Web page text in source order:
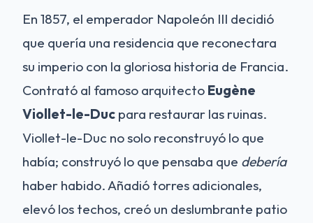
En 1857, el emperador Napoleón III decidió
que quería una residencia que reconectara
su imperio con la gloriosa historia de Francia.
Contrató al famoso arquitecto Eugène
Viollet-le-Duc para restaurar las ruinas.
Viollet-le-Duc no solo reconstruyó lo que
había; construyó lo que pensaba que debería
haber habido. Añadió torres adicionales,
elevó los techos, creó un deslumbrante patio